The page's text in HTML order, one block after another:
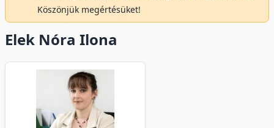
Köszönjük megértésüket!
Elek Nóra Ilona